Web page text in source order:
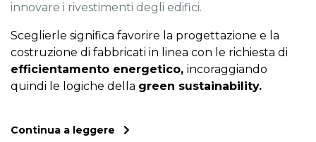
innovare i rivestimenti degli edifici.
Sceglierle significa favorire la progettazione e la
costruzione di fabbricati in linea con le richiesta di
efficientamento energetico, incoraggiando
quindi le logiche della green sustainability.
Continua a leggere